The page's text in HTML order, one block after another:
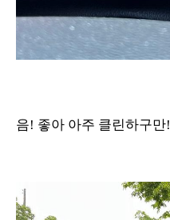
음! 좋아 아주 클린하구만!